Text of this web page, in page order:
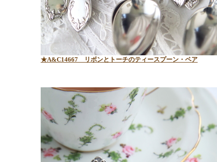
★A&C14667 リボンとトーチのティースプーン・ペア